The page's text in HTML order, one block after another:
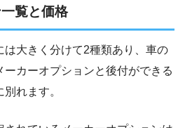
覧と価格
は大きく分けて2種類あり、車の
カーオプションと後付ができる
れます。